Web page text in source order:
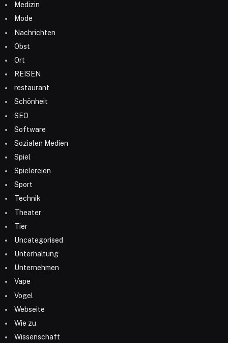
Medizin
Mode
Nachrichten
Obst
Ort
REISEN
restaurant
Schönheit
SEO
Software
Sozialen Medien
Spiel
Spielereien
Sport
Technik
Theater
Tier
Uncategorised
Unterhaltung
Unternehmen
Vape
Vogel
Webseite
Wie zu
Wissenschaft